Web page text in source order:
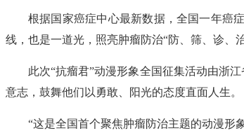
根据国家癌症中心最新数据，全国一年癌
线，也是一道光，照亮肿瘤防治“防、筛、诊、
此次“抗瘤君”动漫形象全国征集活动由浙
意志，鼓舞他们以勇敢、阳光的态度直面人生。
“这是全国首个聚焦肿瘤防治主题的动漫形